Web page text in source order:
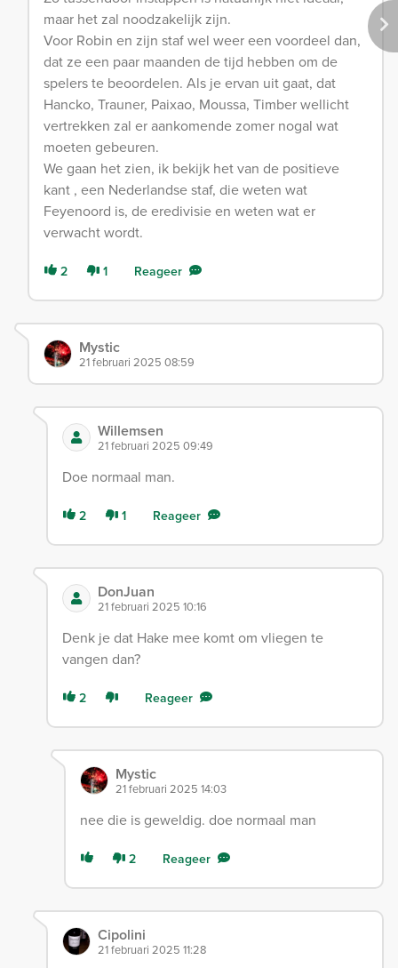
maar het zal noodzakelijk zijn.
Voor Robin en zijn staf wel weer een voordeel dan,
dat ze een paar maanden de tijd hebben om de
spelers te beoordelen. Als je ervan uit gaat, dat
Hancko, Trauner, Paixao, Moussa, Timber wellicht
vertrekken zal er aankomende zomer nogal wat
moeten gebeuren.
We gaan het zien, ik bekijk het van de positieve
kant , een Nederlandse staf, die weten wat
Feyenoord is, de eredivisie en weten wat er
verwacht wordt.
2 1 Reageer
Mystic
21 februari 2025 08:59
Willemsen
21 februari 2025 09:49
Doe normaal man.
2 1 Reageer
DonJuan
21 februari 2025 10:16
Denk je dat Hake mee komt om vliegen te
vangen dan?
2 Reageer
Mystic
21 februari 2025 14:03
nee die is geweldig. doe normaal man
2 Reageer
Cipolini
21 februari 2025 11:28